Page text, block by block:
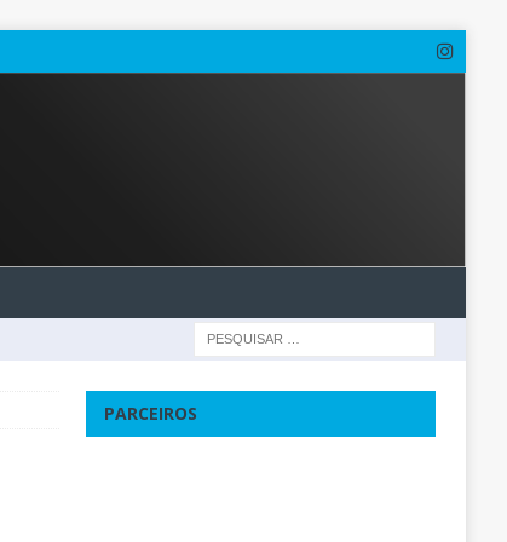
PARCEIROS